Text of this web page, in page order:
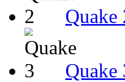
Quake
Quake